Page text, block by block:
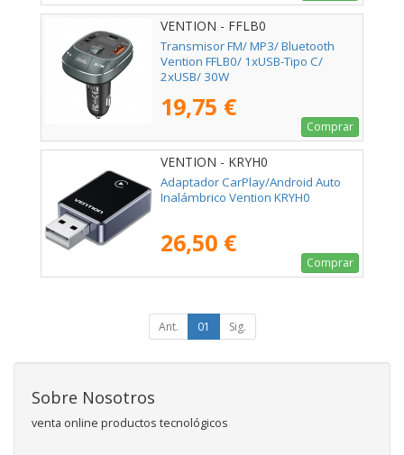
VENTION - FFLB0
Transmisor FM/ MP3/ Bluetooth
Vention FFLB0/ 1xUSB-Tipo C/
2xUSB/ 30W
19,75 €
Comprar
VENTION - KRYH0
Adaptador CarPlay/Android Auto
Inalámbrico Vention KRYH0
26,50 €
Comprar
Ant. 01 Sig.
Sobre Nosotros
venta online productos tecnológicos